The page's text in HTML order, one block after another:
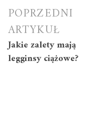
Nawigacja
wpisu
POPRZEDNI
ARTYKUŁ
Jakie zalety mają
legginsy ciążowe?